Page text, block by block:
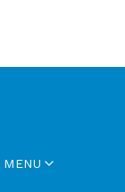
MENU